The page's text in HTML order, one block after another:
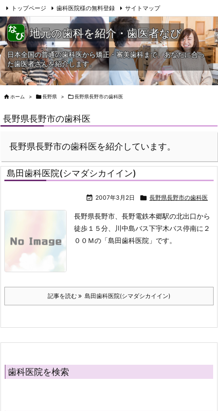
トップページ 歯科医院様の無料登録 サイトマップ
当HPへの問合せ
地元の歯科を紹介・歯医者なび
日本全国の普通の歯科医から矯正・審美歯科まで、あなたに合っ
た歯医者さんを紹介します。
 ホーム > 長野県 > 長野県長野市の歯科医
長野県長野市の歯科医
長野県長野市の歯科医を紹介しています。
島田歯科医院(シマダシカイイン)
 2007年3月2日  長野県長野市の歯科医
長野県長野市、長野電鉄本郷駅の北出口から
徒歩１５分、川中島バス下宇木バス停南に２
００Ｍの「島田歯科医院」です。
記事を読む 島田歯科医院(シマダシカイイン)
歯科医院を検索